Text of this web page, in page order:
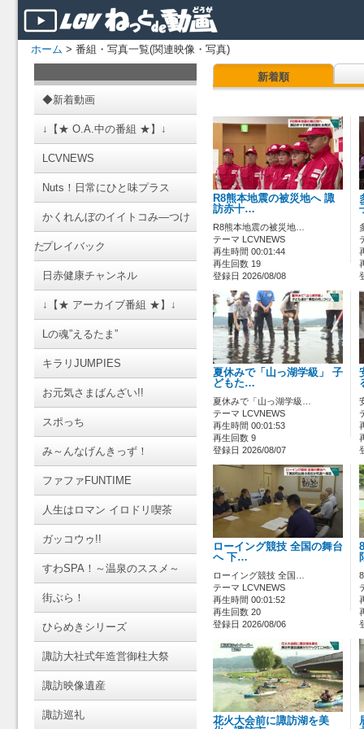
ホーム > 番組・写真一覧(関連映像・写真)
◆新着動画
↓【★ O.A.中の番組 ★】↓
LCVNEWS
Nuts！日常にひと味プラス
かくれんぼのイイトコみ―つけ
たプレイバック
日赤健康チャンネル
↓【★ アーカイブ番組 ★】↓
Lの魂”えるたま”
キラリJUMPIES
お元気さまばんざい!!
スポっち
み～んなげんきっず！
ファファFUNTIME
人生はロマン イロドリ喫茶
ガッコウゥ!!
すわSPA！～温泉のススメ～
街ぶら！
ひらめきシリーズ
諏訪大社式年造営御柱大祭
諏訪映像遺産
諏訪巡礼
新着順
R8熊本地震の被災地へ 諏
訪赤十…
R8熊本地震の被災地…
テーマ LCVNEWS
再生時間 00:01:44
再生回数 19
登録日 2026/08/08
夏休みで「山っ湖学級」 子
どもた…
夏休みで「山っ湖学級…
テーマ LCVNEWS
再生時間 00:01:53
再生回数 9
登録日 2026/08/07
ローイング競技 全国の舞台
へ 下…
ローイング競技 全国…
テーマ LCVNEWS
再生時間 00:01:52
再生回数 20
登録日 2026/08/06
花火大会前に諏訪湖を美